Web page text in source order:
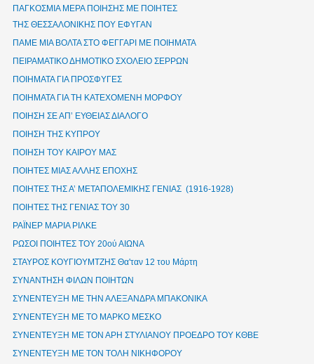
ΠΑΓΚΟΣΜΙΑ ΜΕΡΑ ΠΟΙΗΣΗΣ ΜΕ ΠΟΙΗΤΕΣ
ΤΗΣ ΘΕΣΣΑΛΟΝΙΚΗΣ ΠΟΥ ΕΦΥΓΑΝ
ΠΑΜΕ ΜΙΑ ΒΟΛΤΑ ΣΤΟ ΦΕΓΓΑΡΙ ΜΕ ΠΟΙΗΜΑΤΑ
ΠΕΙΡΑΜΑΤΙΚΟ ΔΗΜΟΤΙΚΟ ΣΧΟΛΕΙΟ ΣΕΡΡΩΝ
ΠΟΙΗΜΑΤΑ ΓΙΑ ΠΡΟΣΦΥΓΕΣ
ΠΟΙΗΜΑΤΑ ΓΙΑ ΤΗ ΚΑΤΕΧΟΜΕΝΗ ΜΟΡΦΟΥ
ΠΟΙΗΣΗ ΣΕ ΑΠ’ ΕΥΘΕΙΑΣ ΔΙΑΛΟΓΟ
ΠΟΙΗΣΗ ΤΗΣ ΚΥΠΡΟΥ
ΠΟΙΗΣΗ ΤΟΥ ΚΑΙΡΟΥ ΜΑΣ
ΠΟΙΗΤΕΣ ΜΙΑΣ ΑΛΛΗΣ ΕΠΟΧΗΣ
ΠΟΙΗΤΕΣ ΤΗΣ Α’ ΜΕΤΑΠΟΛΕΜΙΚΗΣ ΓΕΝΙΑΣ (1916-1928)
ΠΟΙΗΤΕΣ ΤΗΣ ΓΕΝΙΑΣ ΤΟΥ 30
ΡΑΪΝΕΡ ΜΑΡΙΑ ΡΙΛΚΕ
ΡΩΣΟΙ ΠΟΙΗΤΕΣ ΤΟΥ 20ού ΑΙΩΝΑ
ΣΤΑΥΡΟΣ ΚΟΥΓΙΟΥΜΤΖΗΣ Θα'ταν 12 του Μάρτη
ΣΥΝΑΝΤΗΣΗ ΦΙΛΩΝ ΠΟΙΗΤΩΝ
ΣΥΝΕΝΤΕΥΞΗ ΜΕ ΤΗΝ ΑΛΕΞΑΝΔΡΑ ΜΠΑΚΟΝΙΚΑ
ΣΥΝΕΝΤΕΥΞΗ ΜΕ ΤΟ ΜΑΡΚΟ ΜΕΣΚΟ
ΣΥΝΕΝΤΕΥΞΗ ΜΕ ΤΟΝ ΑΡΗ ΣΤΥΛΙΑΝΟΥ ΠΡΟΕΔΡΟ ΤΟΥ ΚΘΒΕ
ΣΥΝΕΝΤΕΥΞΗ ΜΕ ΤΟΝ ΤΟΛΗ ΝΙΚΗΦΟΡΟΥ